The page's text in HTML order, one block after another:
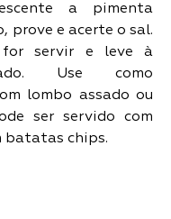
a pimenta
prove e acerte o sal.
for servir e leve à
Use como
lombo assado ou
ser servido com
batatas chips.